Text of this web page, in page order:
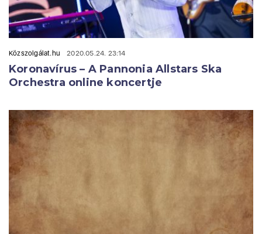
Közszolgálat.hu 2020.05.24. 23:14
Koronavírus – A Pannonia Allstars Ska
Orchestra online koncertje